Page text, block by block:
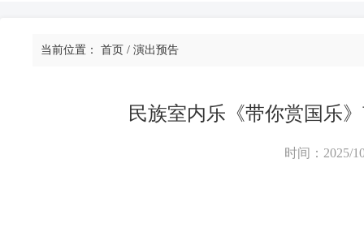
当前位置： 首页 / 演出预告
民族室内乐《带你赏国乐
时间：2025/